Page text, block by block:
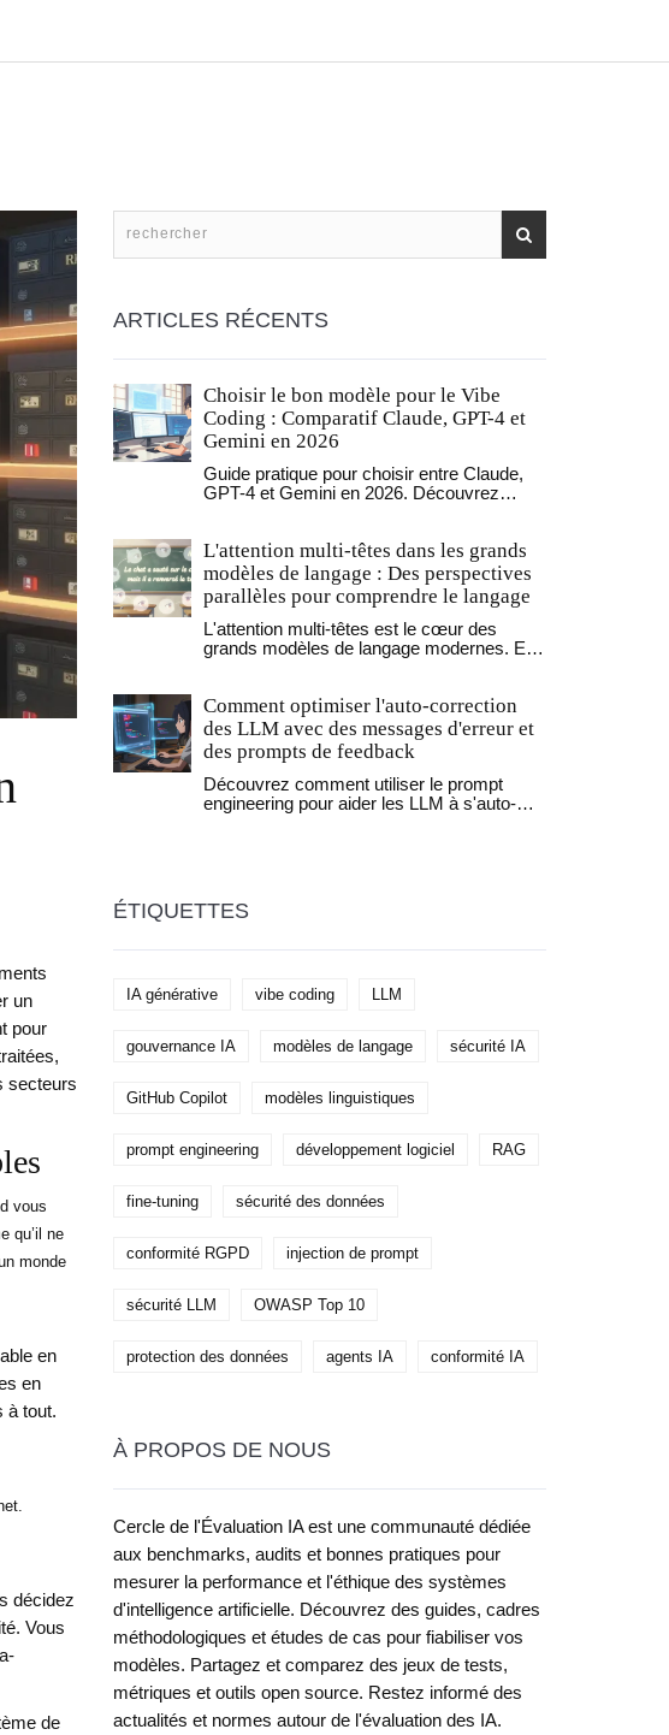
un
pour
secteurs
vous
qu’il ne
monde
en
en
à tout.
décidez
Vous
de
ARTICLES RÉCENTS
Choisir le bon modèle pour le Vibe
Coding : Comparatif Claude, GPT-4 et
Gemini en 2026
Guide pratique pour choisir entre Claude,
GPT-4 et Gemini en 2026. Découvrez
modèles adaptée au vibe coding.
L'attention multi-têtes dans les grands
modèles de langage : Des perspectives
parallèles pour comprendre le langage
L'attention multi-têtes est le cœur des
grands modèles de langage modernes. Elle
perspectives contextuelles, ce qui a
révolutionné la traduction, le résumé et les
conversations en IA.
Comment optimiser l'auto-correction
des LLM avec des messages d'erreur et
des prompts de feedback
Découvrez comment utiliser le prompt
engineering pour aider les LLM à s'auto-
ÉTIQUETTES
IA générative vibe coding LLM
gouvernance IA modèles de langage sécurité IA
GitHub Copilot modèles linguistiques
prompt engineering développement logiciel RAG
fine-tuning sécurité des données
conformité RGPD injection de prompt
sécurité LLM OWASP Top 10
protection des données agents IA conformité IA
À PROPOS DE NOUS
Cercle de l'Évaluation IA est une communauté dédiée
aux benchmarks, audits et bonnes pratiques pour
mesurer la performance et l'éthique des systèmes
d'intelligence artificielle. Découvrez des guides, cadres
méthodologiques et études de cas pour fiabiliser vos
modèles. Partagez et comparez des jeux de tests,
métriques et outils open source. Restez informé des
actualités et normes autour de l'évaluation des IA.